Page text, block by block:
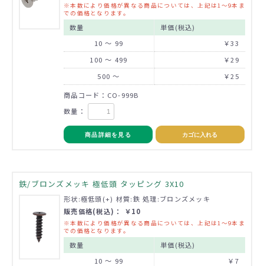
※本数により価格が異なる商品については、上記は1～9本ま
での価格となります。
数量
単価(税込)
10 ～ 99
￥33
100 ～ 499
￥29
500 ～
￥25
商品コード：CO-999B
数量：
商品詳細を見る カゴに入れる
鉄/ブロンズメッキ 極低頭 タッピング 3X10
形状:極低頭(+) 材質:鉄 処理:ブロンズメッキ
販売価格(税込)： ￥10
※本数により価格が異なる商品については、上記は1～9本ま
での価格となります。
数量
単価(税込)
10 ～ 99
￥7